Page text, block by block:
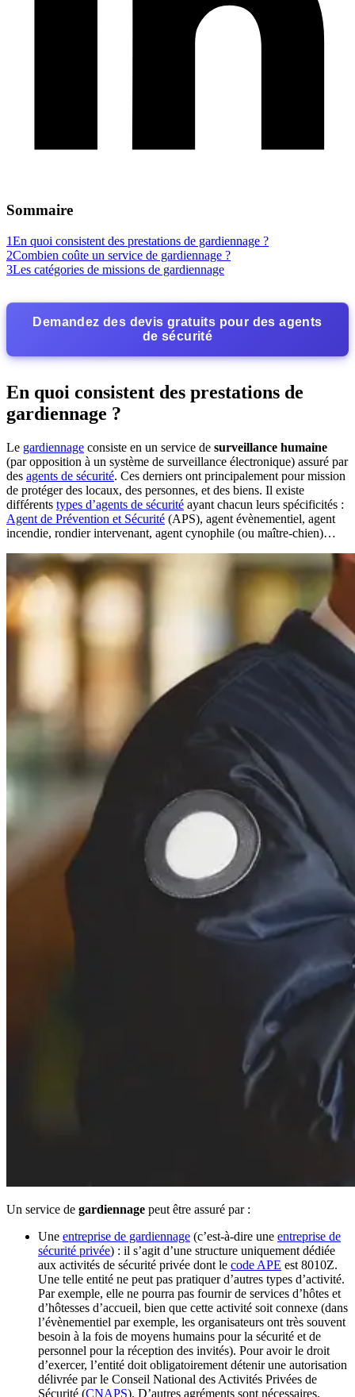
Sommaire
1En quoi consistent des prestations de gardiennage ?
2Combien coûte un service de gardiennage ?
3Les catégories de missions de gardiennage
Demandez des devis gratuits pour des agents
de sécurité
En quoi consistent des prestations de
gardiennage ?
Le gardiennage consiste en un service de surveillance humaine
(par opposition à un système de surveillance électronique) assuré par
des agents de sécurité. Ces derniers ont principalement pour mission
de protéger des locaux, des personnes, et des biens. Il existe
différents types d’agents de sécurité ayant chacun leurs spécificités :
Agent de Prévention et Sécurité (APS), agent évènementiel, agent
incendie, rondier intervenant, agent cynophile (ou maître-chien)…
Un service de gardiennage peut être assuré par :
Une entreprise de gardiennage (c’est-à-dire une entreprise de
sécurité privée) : il s’agit d’une structure uniquement dédiée
aux activités de sécurité privée dont le code APE est 8010Z.
Une telle entité ne peut pas pratiquer d’autres types d’activité.
Par exemple, elle ne pourra pas fournir de services d’hôtes et
d’hôtesses d’accueil, bien que cette activité soit connexe (dans
l’évènementiel par exemple, les organisateurs ont très souvent
besoin à la fois de moyens humains pour la sécurité et de
personnel pour la réception des invités). Pour avoir le droit
d’exercer, l’entité doit obligatoirement détenir une autorisation
délivrée par le Conseil National des Activités Privées de
Sécurité (CNAPS). D’autres agréments sont nécessaires.